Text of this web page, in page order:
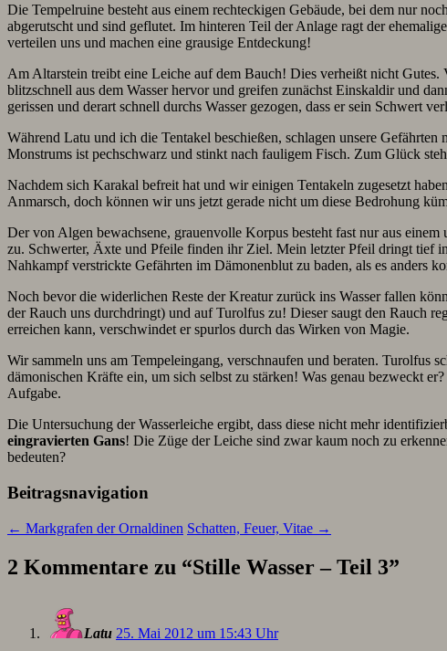
Die Tempelruine besteht aus einem rechteckigen Gebäude, bei dem nur
abgerutscht und sind geflutet. Im hinteren Teil der Anlage ragt der
verteilen uns und machen eine grausige Entdeckung!
Am Altarstein treibt eine Leiche auf dem Bauch! Dies verheißt nicht
blitzschnell aus dem Wasser hervor und greifen zunächst Einskaldir und
gerissen und derart schnell durchs Wasser gezogen, dass er sein Schwert
Während Latu und ich die Tentakel beschießen, schlagen unsere
Monstrums ist pechschwarz und stinkt nach fauligem Fisch. Zum Glück
Nachdem sich Karakal befreit hat und wir einigen Tentakeln zugesetzt
Anmarsch, doch können wir uns jetzt gerade nicht um diese Bedrohung
Der von Algen bewachsene, grauenvolle Korpus besteht fast nur aus
zu. Schwerter, Äxte und Pfeile finden ihr Ziel. Mein letzter Pfeil dringt tief
Nahkampf verstrickte Gefährten im Dämonenblut zu baden, als es anders
Noch bevor die widerlichen Reste der Kreatur zurück ins Wasser fallen
der Rauch uns durchdringt) und auf Turolfus zu! Dieser saugt den Rauch
erreichen kann, verschwindet er spurlos durch das Wirken von Magie.
Wir sammeln uns am Tempeleingang, verschnaufen und beraten. Turolfus
dämonischen Kräfte ein, um sich selbst zu stärken! Was genau bezweckt
Aufgabe.
Die Untersuchung der Wasserleiche ergibt, dass diese nicht mehr
eingravierten Gans! Die Züge der Leiche sind zwar kaum noch zu
bedeuten?
Beitragsnavigation
← Markgrafen der Ornaldinen Schatten, Feuer, Vitae →
2 Kommentare zu “Stille Wasser – Teil 3”
Latu 25. Mai 2012 um 15:43 Uhr